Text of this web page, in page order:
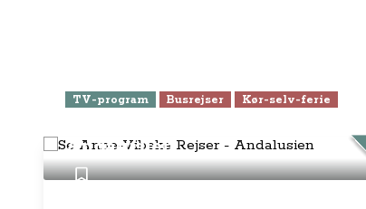
TV-program Busrejser Kør-selv-ferie
Andalusien